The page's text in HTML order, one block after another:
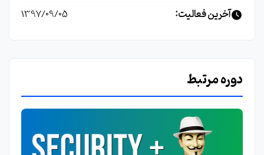
آخرین فعالیت: 1397/09/05
دوره مرتبط